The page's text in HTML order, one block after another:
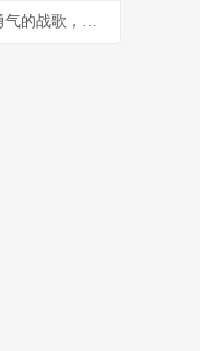
王者荣耀钟无艳皮肤，岩石的浪漫与勇气的战歌，浅析角色美学与玩家情感联结